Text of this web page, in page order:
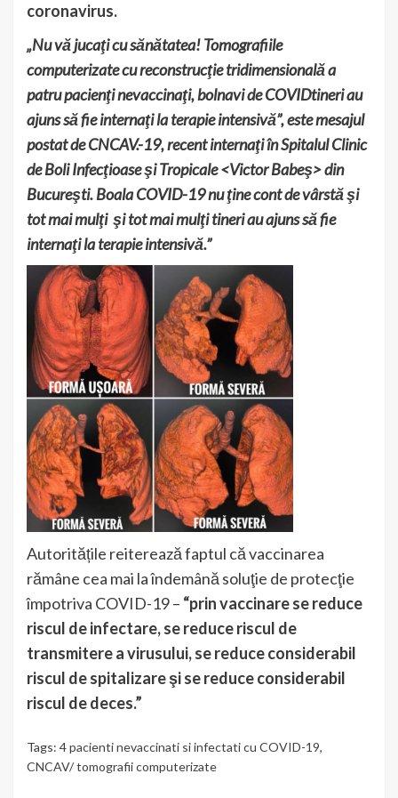
coronavirus.
„Nu vă jucaţi cu sănătatea! Tomografiile
computerizate cu reconstrucţie tridimensională a
patru pacienţi nevaccinaţi, bolnavi de COVIDtineri au
ajuns să fie internaţi la terapie intensivă”, este mesajul
postat de CNCAV.-19, recent internaţi în Spitalul Clinic
de Boli Infecţioase şi Tropicale <Victor Babeş> din
Bucureşti. Boala COVID-19 nu ţine cont de vârstă şi
tot mai mulţi şi tot mai mulţi tineri au ajuns să fie
internaţi la terapie intensivă.”
Autoritățile reiterează faptul că vaccinarea
rămâne cea mai la îndemână soluţie de protecţie
împotriva COVID-19 – “prin vaccinare se reduce
riscul de infectare, se reduce riscul de
transmitere a virusului, se reduce considerabil
riscul de spitalizare şi se reduce considerabil
riscul de deces.”
Tags: 4 pacienti nevaccinati si infectati cu COVID-19,
CNCAV/ tomografii computerizate